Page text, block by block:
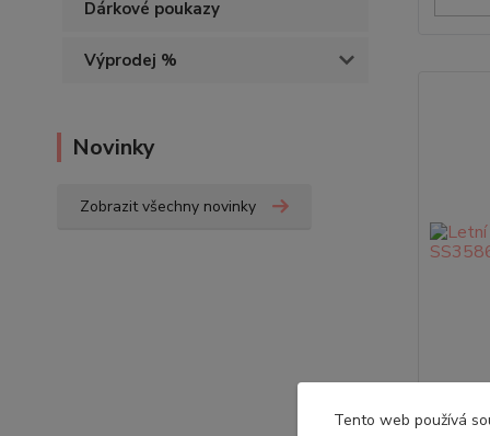
Dárkové poukazy
Výprodej %
Novinky
Zobrazit všechny novinky
Tento web používá